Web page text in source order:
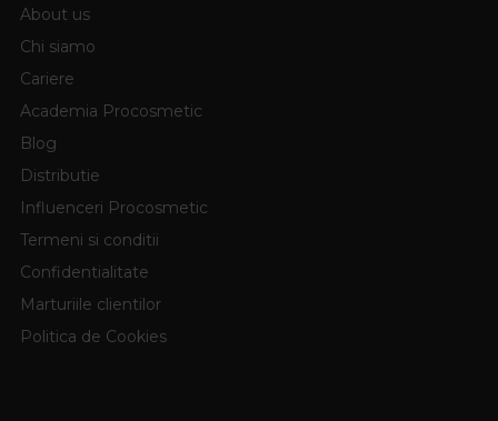
About us
Chi siamo
Cariere
Academia Procosmetic
Blog
Distributie
Influenceri Procosmetic
Termeni si conditii
Confidentialitate
Marturiile clientilor
Politica de Cookies